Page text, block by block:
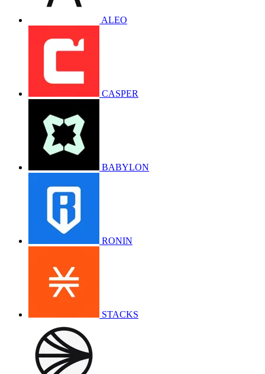
ALEO
CASPER
BABYLON
RONIN
STACKS